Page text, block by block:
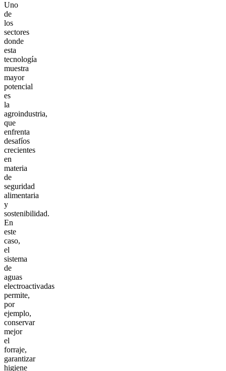
Uno
de
los
sectores
donde
esta
tecnología
muestra
mayor
potencial
es
la
agroindustria,
que
enfrenta
desafíos
crecientes
en
materia
de
seguridad
alimentaria
y
sostenibilidad.
En
este
caso,
el
sistema
de
aguas
electroactivadas
permite,
por
ejemplo,
conservar
mejor
el
forraje,
garantizar
higiene